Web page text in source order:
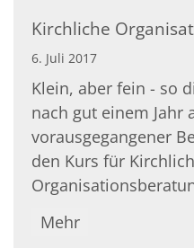
Kirchliche
6. Juli 2017
Klein, aber fein - so
nach gut einem Jahr
vorausgegangener
den Kurs für
Mehr